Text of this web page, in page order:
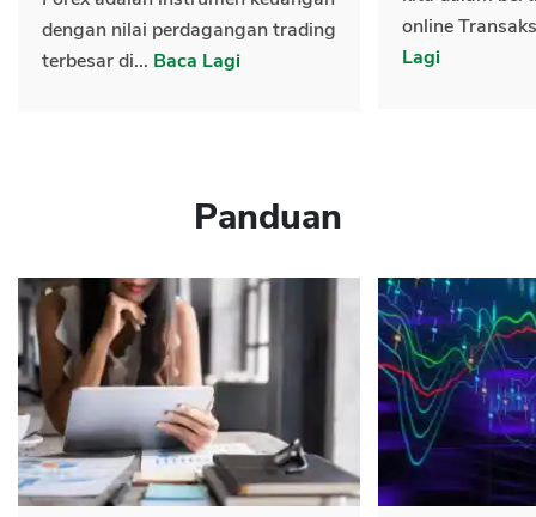
dengan nilai perdagangan trading
terbesar di... Baca Lagi
online
Lagi
Panduan